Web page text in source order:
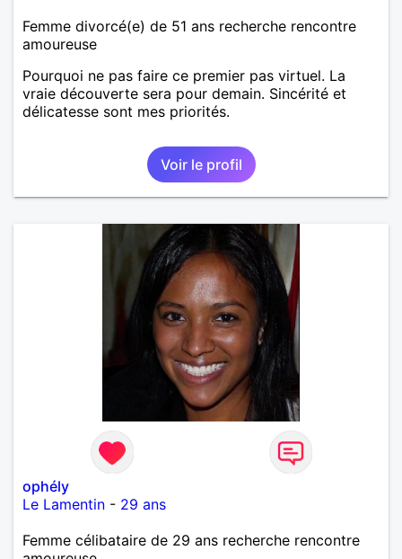
Femme divorcé(e) de 51 ans recherche rencontre
amoureuse
Pourquoi ne pas faire ce premier pas virtuel. La
vraie découverte sera pour demain. Sincérité et
délicatesse sont mes priorités.
Voir le profil
ophély
Le Lamentin - 29 ans
Femme célibataire de 29 ans recherche rencontre